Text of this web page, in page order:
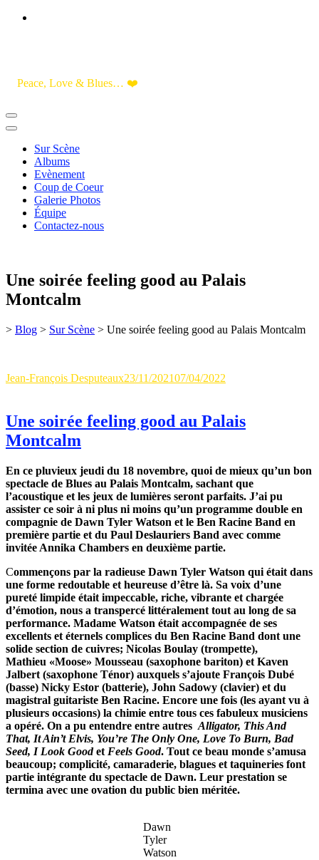
Skip
Peace, Love & Blues… ❤️
Sur Scène
Albums
Evènement
Coup de Coeur
Galerie Photos
Équipe
Contactez-nous
Une soirée feeling good au Palais
Montcalm
> Blog > Sur Scène > Une soirée feeling good au Palais Montcalm
Author
Jean-François DesputeauxUpdated
23/11/202107/04/2022
Une soirée feeling good au Palais
Montcalm
En ce pluvieux jeudi du 18 novembre, quoi de mieux qu’un bon
spectacle de Blues au Palais Montcalm, sachant que
l’acoustique et les jeux de lumières seront parfaits. J’ai pu
assister ce soir à ni plus ni moins qu’un programme double en
compagnie de Dawn Tyler Watson et le Ben Racine Band en
première partie et du Paul Deslauriers Band avec comme
invitée Annika Chambers en deuxième partie.
Commençons par la radieuse Dawn Tyler Watson qui était dans
une forme redoutable et heureuse d’être là. Sa voix d’une
pureté limpide était impeccable, riche, vibrante et chargée
d’émotion, nous a transpercé littéralement tout au long de sa
performance. Madame Watson était accompagnée de ses
excellents et éternels complices du Ben Racine Band dont une
solide section de cuivres; Nicolas Boulay (trompette),
Mathieu «Moose» Mousseau (saxophone bariton) et Kaven
Jalbert (saxophone Ténor) auxquels s’ajoute François Dubé
(basse) Nicky Estor (batterie), John Sadowy (clavier) et du
magistral guitariste Ben Racine. Encore une fois (les ayant vu à
plusieurs occasions) la chimie entre tous ces fabuleux musiciens
a opéré. On a pu entendre entre autres Alligator, This And
That, It Ain’t Elvis, You’re The Only One, Love To Burn, Bad
Seed, I Look Goodet Feels Good. Tout ce beau monde s’amusa
beaucoup; complicité, camaraderie, blagues et taquineries font
partie intégrante du spectacle de Dawn. Leur prestation se
termina avec une ovation du public bien méritée.
Dawn
Tyler
Watson